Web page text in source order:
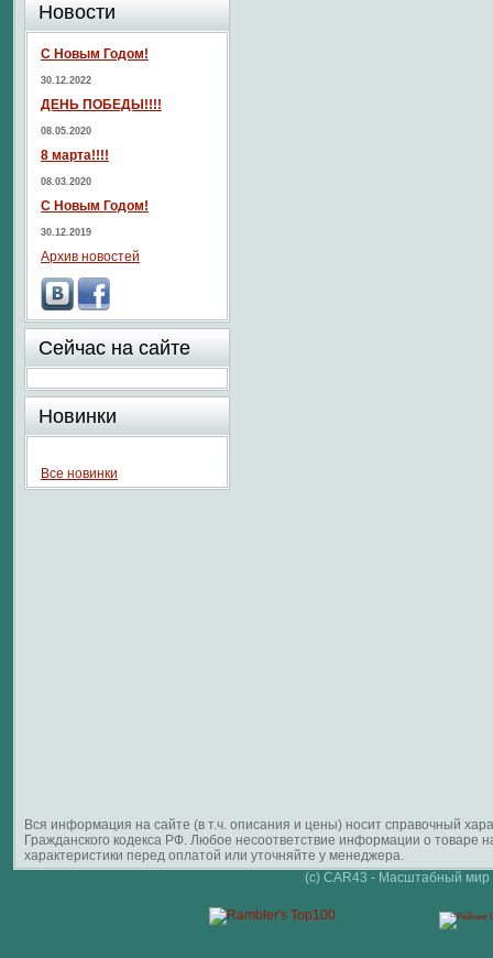
Новости
С Новым Годом!
30.12.2022
ДЕНЬ ПОБЕДЫ!!!!
08.05.2020
8 марта!!!!
08.03.2020
С Новым Годом!
30.12.2019
Архив новостей
Сейчас на сайте
Новинки
Все новинки
Вся информация на сайте (в т.ч. описания и цены) носит справочный
Гражданского кодекса РФ. Любое несоответствие информации о
характеристики перед оплатой или уточняйте у менеджера.
(c) CAR43 - Масштабный мир